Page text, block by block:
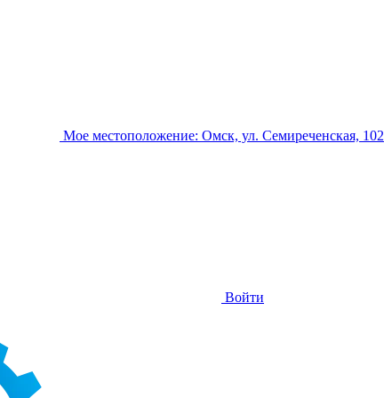
Мое местоположение: Омск, ул. Семиреченская, 102
Войти